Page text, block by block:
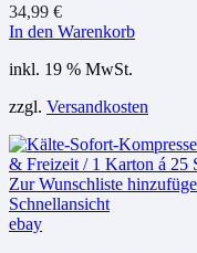
34,99 €
In den Warenkorb
inkl. 19 % MwSt.
zzgl. Versandkosten
Zur Wunschliste
Schnellansicht
ebay